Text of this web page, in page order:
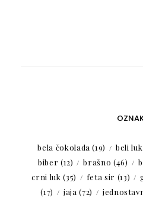
bela čokolada (19) beli luk
biber (12) brašno (46)
crni luk (35) feta sir (13)
(17)
jaja (72)